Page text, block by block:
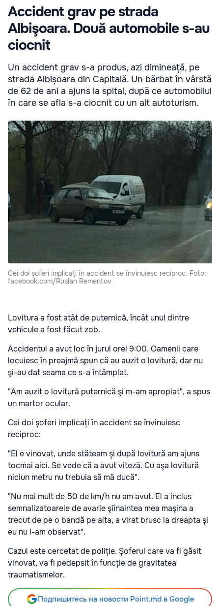
Accident grav pe strada
Albişoara. Două automobile s-au
ciocnit
Un accident grav s-a produs, azi dimineaţă, pe
strada Albișoara din Capitală. Un bărbat în vârstă
de 62 de ani a ajuns la spital, după ce automobilul
în care se afla s-a ciocnit cu un alt autoturism.
Cei doi șoferi implicați în accident se învinuiesc reciproc. Foto:
facebook.com/Ruslan Rementov
Lovitura a fost atât de puternică, încât unul dintre
vehicule a fost făcut zob.
Accidentul a avut loc în jurul orei 9:00. Oamenii care
locuiesc în preajmă spun că au auzit o lovitură, dar nu
şi-au dat seama ce s-a întâmplat.
"Am auzit o lovitură puternică şi m-am apropiat", a spus
un martor ocular.
Cei doi șoferi implicați în accident se învinuiesc
reciproc:
"El e vinovat, unde stăteam şi după lovitură am ajuns
tocmai aici. Se vede că a avut viteză. Cu aşa lovitură
niciun metru nu trebuia să mă ducă".
"Nu mai mult de 50 de km/h nu am avut. El a inclus
semnalizatoarele de avarie şiînaintea mea maşina a
trecut de pe o bandă pe alta, a virat brusc la dreapta şi
eu nu l-am observat".
Cazul este cercetat de poliție. Șoferul care va fi găsit
vinovat, va fi pedepsit în funcție de gravitatea
traumatismelor.
Подпишитесь на новости Point.md в Google